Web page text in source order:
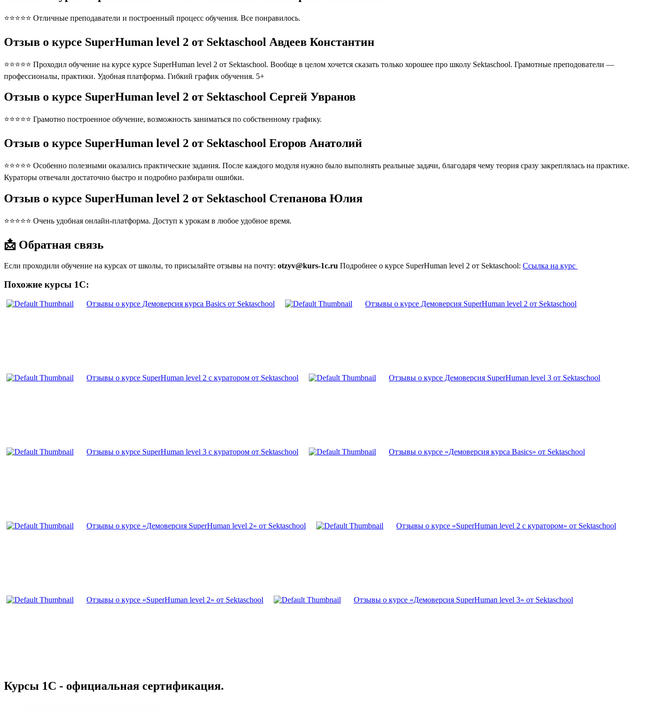
⭐⭐⭐⭐⭐ Отличные преподаватели и построенный процесс обучения. Все понравилось.
Отзыв о курсе SuperHuman level 2 от Sektaschool Авдеев Константин
⭐⭐⭐⭐⭐ Проходил обучение на курсе курсе SuperHuman level 2 от Sektaschool. Вообще в целом хочется сказать только хорошее про школу Sektaschool. Грамотные преподователи —
профессионалы, практики. Удобная платформа. Гибкий график обучения. 5+
Отзыв о курсе SuperHuman level 2 от Sektaschool Сергей Увранов
⭐⭐⭐⭐⭐ Грамотно построенное обучение, возможность заниматься по собственному графику.
Отзыв о курсе SuperHuman level 2 от Sektaschool Егоров Анатолий
⭐⭐⭐⭐⭐ Особенно полезными оказались практические задания. После каждого модуля нужно было выполнять реальные задачи, благодаря чему теория сразу закреплялась на практике.
Кураторы отвечали достаточно быстро и подробно разбирали ошибки.
Отзыв о курсе SuperHuman level 2 от Sektaschool Степанова Юлия
⭐⭐⭐⭐⭐ Очень удобная онлайн-платформа. Доступ к урокам в любое удобное время.
📩 Обратная связь
Если проходили обучение на курсах от школы, то присылайте отзывы на почту: otzyv@kurs-1c.ru Подробнее о курсе SuperHuman level 2 от Sektaschool: Ссылка на курс
Похожие курсы 1С:
Отзывы о курсе Демоверсия курса Basics от Sektaschool Отзывы о курсе Демоверсия SuperHuman level 2 от Sektaschool
Отзывы о курсе SuperHuman level 2 с куратором от Sektaschool Отзывы о курсе Демоверсия SuperHuman level 3 от Sektaschool
Отзывы о курсе SuperHuman level 3 с куратором от Sektaschool Отзывы о курсе «Демоверсия курса Basics» от Sektaschool
Отзывы о курсе «Демоверсия SuperHuman level 2» от Sektaschool Отзывы о курсе «SuperHuman level 2 с куратором» от Sektaschool
Отзывы о курсе «SuperHuman level 2» от Sektaschool Отзывы о курсе «Демоверсия SuperHuman level 3» от Sektaschool
Курсы 1С - официальная сертификация.